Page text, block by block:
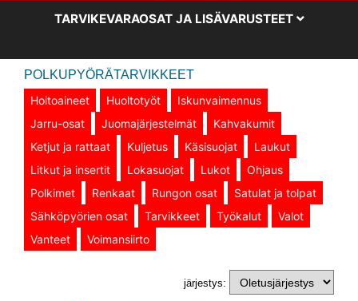
TARVIKEVARAOSAT JA LISÄVARUSTEET
POLKUPYÖRÄTARVIKKEET
Hoitoaineet
Huoltotyöt
Iskunvaimennus
Jarru-osat
Juomajärjestelmät
Kahvakumit
Ketjut ja rattaat
Kuljetus Käsisuojat
Laukut
Litkut ja insertit
Lokasuojat Lukot
Ohjaus
Polkimet
Renkaat Rungon osat
Satulat ja tolpat
Sähköpyörien osat
Tarvikkeet Työkalut
Valot
Vanteet
Voimansiirto
järjestys: